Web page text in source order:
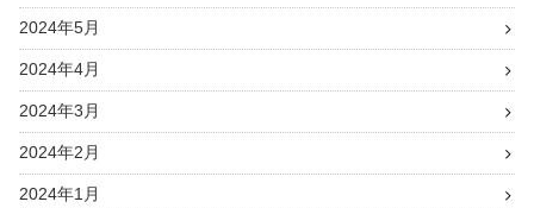
2024年5月
2024年4月
2024年3月
2024年2月
2024年1月